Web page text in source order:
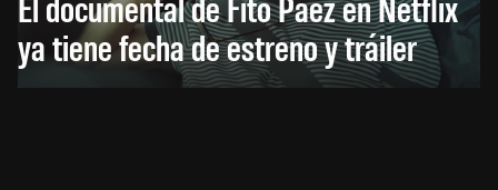
ya tiene fecha de estreno y tráiler